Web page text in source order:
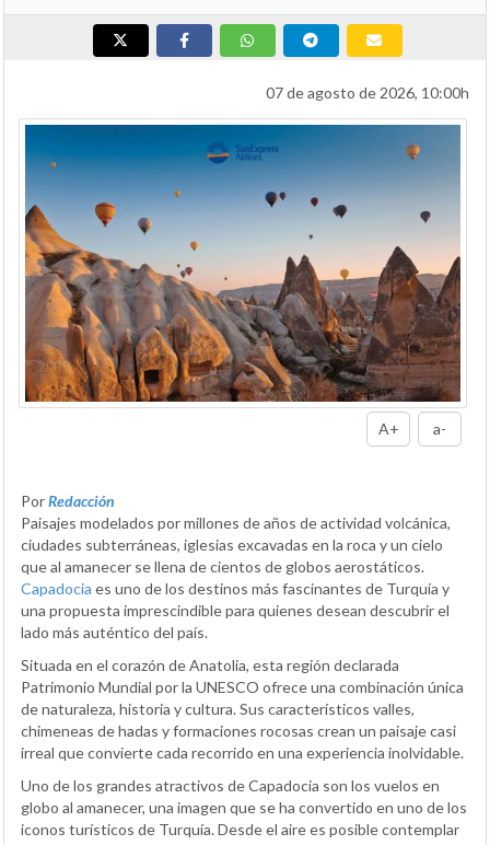
07 de agosto de 2026, 10:00h
A+ a-
PorRedacción
Paisajes modelados por millones de años de actividad volcánica,
ciudades subterráneas, iglesias excavadas en la roca y un cielo
que al amanecer se llena de cientos de globos aerostáticos.
Capadocia es uno de los destinos más fascinantes de Turquía y
una propuesta imprescindible para quienes desean descubrir el
lado más auténtico del país.
Situada en el corazón de Anatolia, esta región declarada
Patrimonio Mundial por la UNESCO ofrece una combinación única
de naturaleza, historia y cultura. Sus característicos valles,
chimeneas de hadas y formaciones rocosas crean un paisaje casi
irreal que convierte cada recorrido en una experiencia inolvidable.
Uno de los grandes atractivos de Capadocia son los vuelos en
globo al amanecer, una imagen que se ha convertido en uno de los
iconos turísticos de Turquía. Desde el aire es posible contemplar